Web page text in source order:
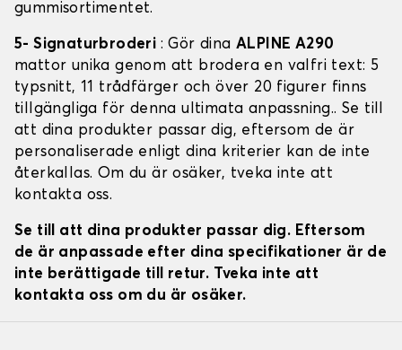
gummisortimentet.
5- Signaturbroderi : Gör dinaALPINE A290
mattor unika genom att brodera en valfri text: 5
typsnitt, 11 trådfärger och över 20 figurer finns
tillgängliga för denna ultimata anpassning.. Se till
att dina produkter passar dig, eftersom de är
personaliserade enligt dina kriterier kan de inte
återkallas. Om du är osäker, tveka inte att
kontakta oss.
Se till att dina produkter passar dig. Eftersom
de är anpassade efter dina specifikationer är de
inte berättigade till retur. Tveka inte att
kontakta oss om du är osäker.